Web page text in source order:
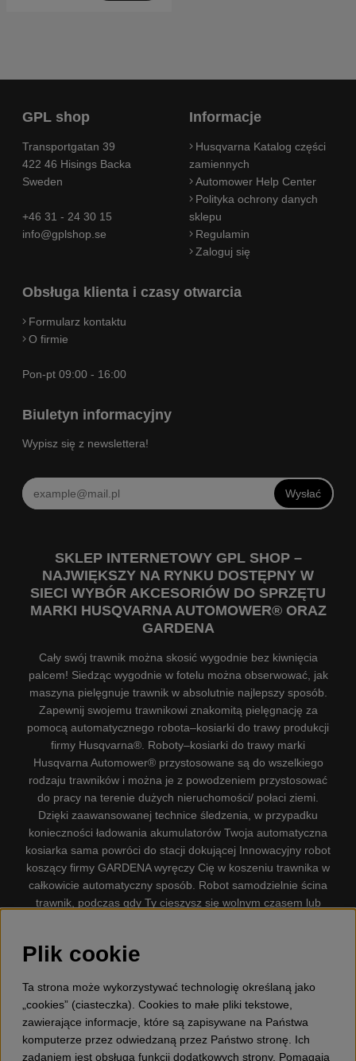
GPL shop
Transportgatan 39
422 46 Hisings Backa
Sweden
+46 31 - 24 30 15
info@gplshop.se
Informacje
Husqvarna Katalog części
zamiennych
Automower Help Center
Polityka ochrony danych
sklepu
Regulamin
Zaloguj się
Obsługa klienta i czasy otwarcia
Formularz kontaktu
O firmie
Pon-pt 09:00 - 16:00
Biuletyn informacyjny
Wypisz się z newslettera!
Wysłać
SKLEP INTERNETOWY GPL SHOP –
NAJWIĘKSZY NA RYNKU DOSTĘPNY W
SIECI WYBÓR AKCESORIÓW DO SPRZĘTU
MARKI HUSQVARNA AUTOMOWER® ORAZ
GARDENA
Cały swój trawnik można skosić wygodnie bez kiwnięcia
palcem! Siedząc wygodnie w fotelu można obserwować, jak
maszyna pielęgnuje trawnik w absolutnie najlepszy sposób.
Zapewnij swojemu trawnikowi znakomitą pielęgnację za
pomocą automatycznego robota–kosiarki do trawy produkcji
firmy Husqvarna®. Roboty–kosiarki do trawy marki
Husqvarna Automower® przystosowane są do wszelkiego
rodzaju trawników i można je z powodzeniem przystosować
do pracy na terenie dużych nieruchomości/ połaci ziemi.
Dzięki zaawansowanej technice śledzenia, w przypadku
konieczności ładowania akumulatorów Twoja automatyczna
kosiarka sama powróci do stacji dokującej Innowacyjny robot
koszący firmy GARDENA wyręczy Cię w koszeniu trawnika w
całkowicie automatyczny sposób. Robot samodzielnie ścina
trawnik, podczas gdy Ty cieszysz się wolnym czasem lub
dostępną na rynku. Firma nasza dysponuje. Gplshop
ochronna, Wykaszarki, Podkaszarki, Nożyce do żywopłotów,
Kultywatory, Dmuchawy, Odśnieżarki, Myjka Ciśnieniowa,
Odkurzacz, Przecinarki, Siekiery, Narzędzia do prac leśnych,
Smary, Pojemniki, Zabawki dla dzieci ETC.
Plik cookie
Ta strona może wykorzystywać technologię określaną jako
„cookies” (ciasteczka). Cookies to małe pliki tekstowe,
zawierające informacje, które są zapisywane na Państwa
komputerze przez odwiedzaną przez Państwo stronę. Ich
zadaniem jest obsługa funkcji dodatkowych strony. Pomagają